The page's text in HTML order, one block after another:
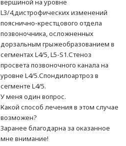
вершиной на уровне
L3/4,дистрофических изменений
пояснично-крестцового отдела
позвоночника, осложненных
дорзальным грыжеобразованием в
сегментах L4/5, L5-S1.Стеноз
просвета позвоночного канала на
уровне L4/5.Спондилоартроз в
сегменте L4/5.
У меня один вопрос.
Какой способ лечения в этом случае
возможен?
Заранее благодарна за оказанное
мне внимание!